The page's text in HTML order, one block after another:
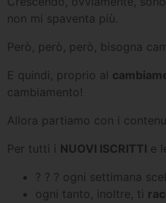
non mi spaventa più.
Però, però, però, bisogna
E quindi, proprio al
cambiamento!
Allora partiamo con i
Per tutti i NUOVI ISCRITTI e
? ? ? ogni settimana
ogni tanto, inoltre, ti